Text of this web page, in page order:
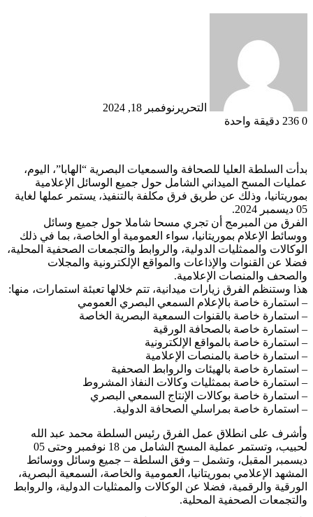
التحرير نوفمبر 18, 2024
0
دقيقة واحدة
بدأت السلطة العليا للصحافة والسمعيات البصرية “الهابا”، اليوم،
عمليات المسح الميداني الشامل حول جميع الوسائل الإعلامية
بموريتانيا، وذلك عن طريق فرق مكلفة بالتنفيذ، يستمر عملها لغاية
05 ديسمبر 2024.
الفرق من المبرمج أن تجري مسحا شاملا حول جميع وسائل
ووسائط الإعلام بموريتانيا، سواء العمومية أو الخاصة، بما في ذلك
الوكالات والممثليات الدولية، والروابط والتجمعات الصحفية المحلية،
فضلا عن القنوات والإذاعات والمواقع الإلكترونية والمجلات
والصحف والمنصات الإعلامية.
هذا وستنظم الفرق زيارات ميدانية، تتم خلالها تعبئة استمارات، منها:
– استمارة خاصة بالإعلام السمعي البصري العمومي
– استمارة خاصة بالقنوات السمعية البصرية الخاصة
– استمارة خاصة بالصحافة الورقية
– استمارة خاصة بالمواقع الإلكترونية
– استمارة خاصة بالمنصات الإعلامية
– استمارة خاصة بالهيئات والروابط الصحفية
– استمارة خاصة بممثليات وكالات النفاذ المشروط
– استمارة خاصة بوكالات الإنتاج السمعي البصري
– استمارة خاصة بمراسلي الصحافة الدولية.
وأشرف على انطلاق عمل الفرق رئيس السلطة محمد عبد الله
لحبيب، وتستمر عملية المسح الشامل من 18 نوفمبر وحتى 05
ديسمبر المقبل، وتشمل – وفق السلطة – جميع وسائل ووسائط
المشهد الإعلامي بموريتانيا، العمومية والخاصة، السمعية البصرية،
الورقية والرقمية، فضلا عن الوكالات والممثليات الدولية، والروابط
والتجمعات الصحفية المحلية.